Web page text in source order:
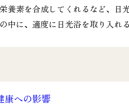
養素を合成してくれるなど、日
中に、適度に日光浴を取り入
康への影響